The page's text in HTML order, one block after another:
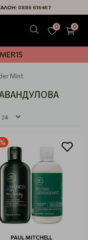
0886 616467
0 0
Mint
PAUL MITCHELL